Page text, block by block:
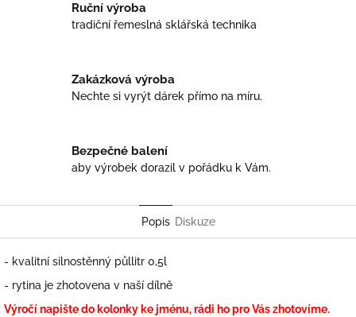
Ruční výroba
tradiční řemeslná sklářská technika
Zakázková výroba
Nechte si vyrýt dárek přímo na míru.
Bezpečné balení
aby výrobek dorazil v pořádku k Vám.
Popis Diskuze
- kvalitní silnostěnný půllitr 0,5l
- rytina je zhotovena v naší dílně
Výročí napište do kolonky ke jménu, rádi ho pro Vás zhotovíme.